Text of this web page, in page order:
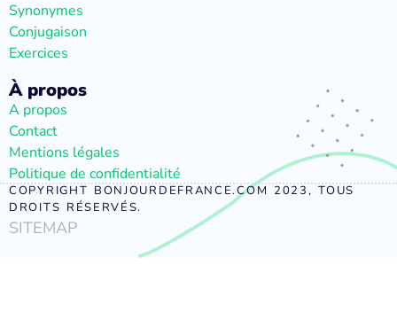
Synonymes
Conjugaison
Exercices
À propos
A propos
Contact
Mentions légales
Politique de confidentialité
COPYRIGHT BONJOURDEFRANCE.COM 2023, TOUS
DROITS RÉSERVÉS.
SITEMAP